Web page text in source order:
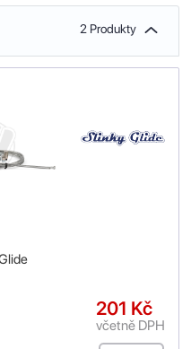
2 Produkty
201 Kč
včetně DPH